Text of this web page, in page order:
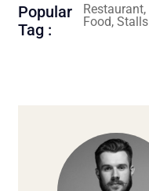
Popular
Tag :
Restaurant,
Food, Stalls